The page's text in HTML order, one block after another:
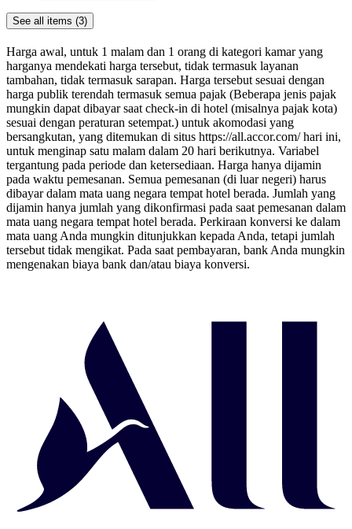
See all items (3)
Harga awal, untuk 1 malam dan 1 orang di kategori kamar yang
harganya mendekati harga tersebut, tidak termasuk layanan
tambahan, tidak termasuk sarapan. Harga tersebut sesuai dengan
harga publik terendah termasuk semua pajak (Beberapa jenis pajak
mungkin dapat dibayar saat check-in di hotel (misalnya pajak kota)
sesuai dengan peraturan setempat.) untuk akomodasi yang
bersangkutan, yang ditemukan di situs https://all.accor.com/ hari ini,
untuk menginap satu malam dalam 20 hari berikutnya. Variabel
tergantung pada periode dan ketersediaan. Harga hanya dijamin
pada waktu pemesanan. Semua pemesanan (di luar negeri) harus
dibayar dalam mata uang negara tempat hotel berada. Jumlah yang
dijamin hanya jumlah yang dikonfirmasi pada saat pemesanan dalam
mata uang negara tempat hotel berada. Perkiraan konversi ke dalam
mata uang Anda mungkin ditunjukkan kepada Anda, tetapi jumlah
tersebut tidak mengikat. Pada saat pembayaran, bank Anda mungkin
mengenakan biaya bank dan/atau biaya konversi.